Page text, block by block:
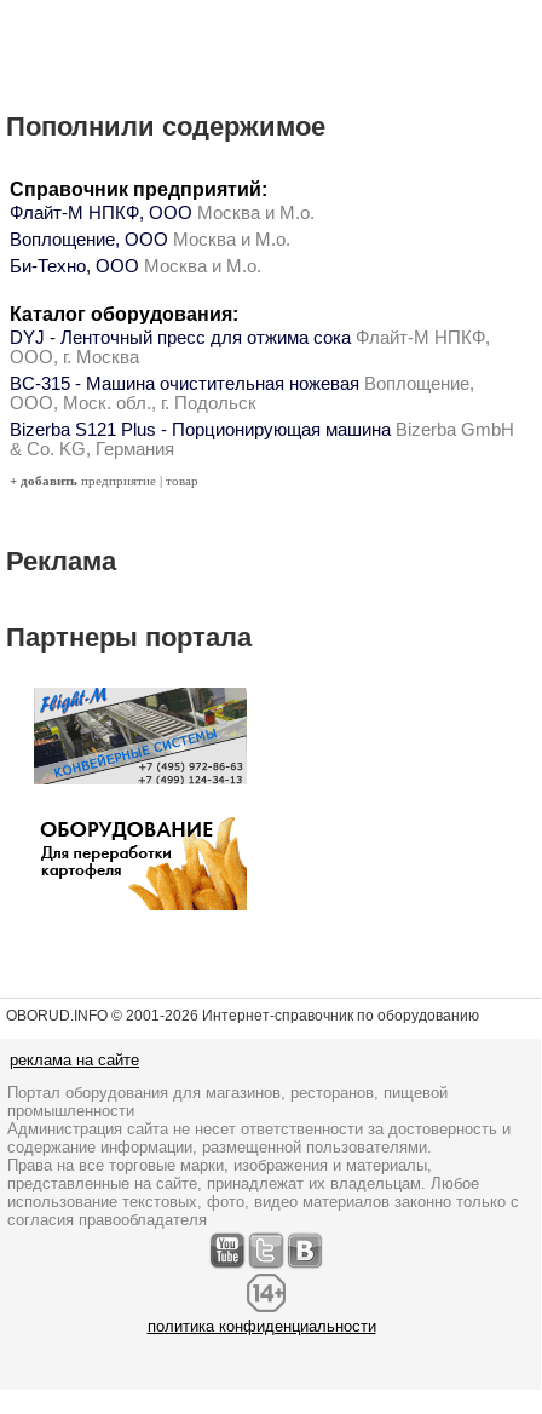
Пополнили содержимое
Справочник предприятий:
Флайт-М НПКФ, ООО Москва и М.о.
Воплощение, ООО Москва и М.о.
Би-Техно, ООО Москва и М.о.
Каталог оборудования:
DYJ - Ленточный пресс для отжима сока Флайт-М НПКФ,
ООО, г. Москва
ВС-315 - Машина очистительная ножевая Воплощение,
ООО, Моск. обл., г. Подольск
Bizerba S121 Plus - Порционирующая машина Bizerba GmbH
& Co. KG, Германия
+ добавить предприятие | товар
Реклама
Партнеры портала
OBORUD.INFO © 2001-2026 Интернет-справочник по оборудованию
реклама на сайте
Портал оборудования для магазинов, ресторанов, пищевой
промышленности
Администрация сайта не несет ответственности за достоверность и
содержание информации, размещенной пользователями.
Права на все торговые марки, изображения и материалы,
представленные на сайте, принадлежат их владельцам. Любое
использование текстовых, фото, видео материалов законно только с
согласия правообладателя
политика конфиденциальности